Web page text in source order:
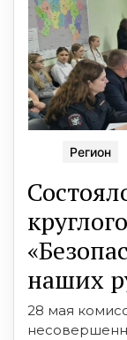
Регион
наших
28 мая